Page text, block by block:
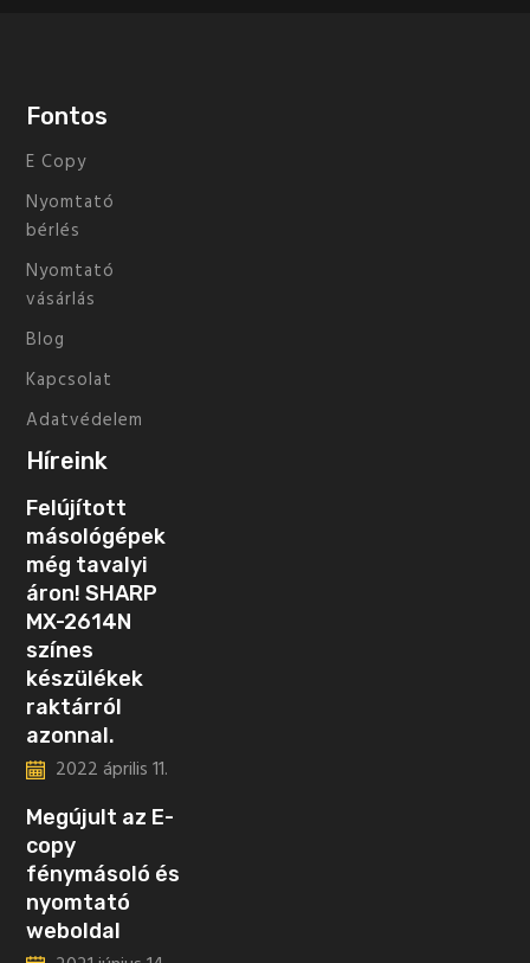
Fontos
E Copy
Nyomtató
bérlés
Nyomtató
vásárlás
Blog
Kapcsolat
Adatvédelem
Híreink
Felújított
másológépek
még tavalyi
áron! SHARP
MX-2614N
színes
készülékek
raktárról
azonnal.
2022 április 11.
Megújult az E-
copy
fénymásoló és
nyomtató
weboldal